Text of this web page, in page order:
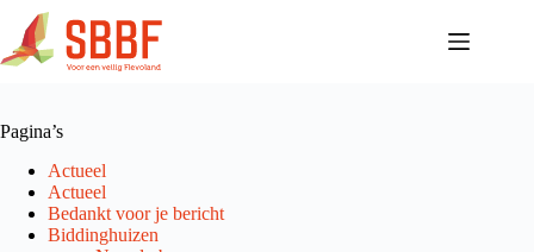
naar
de
inhoud
Pagina’s
Actueel
Actueel
Bedankt voor je bericht
Biddinghuizen